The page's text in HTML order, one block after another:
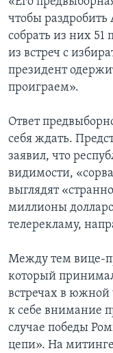
чтобы
собрать из них 51
из встреч с
президент
проиграем».
Ответ
себя ждать.
заявил, что
видимости,
выглядят
миллионы
телерекламу,
Между тем вице-
который
встречах в южной
к себе внимание
случае победы
цепи». На митинге